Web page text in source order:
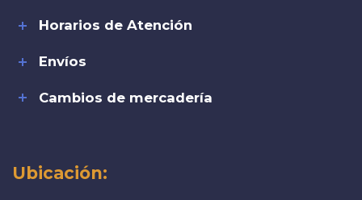
Horarios de Atención
Envíos
Cambios de mercadería
Ubicación: